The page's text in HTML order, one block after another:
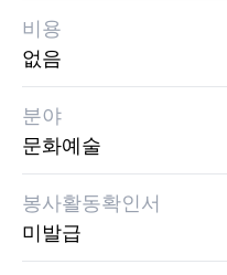
비용
없음
분야
문화예술
봉사활동확인서
미발급